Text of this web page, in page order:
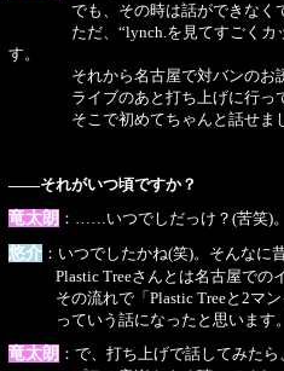
でも、その時は話ができなくて
ただ、“lynch.を見てすごくカッ
す。
それから名古屋で対バンのお誘
ライブのあと打ち上げに行って
そこで初めてちゃんと話せまし
――それがいつ頃ですか？
竜太朗 ：……いつでしだっけ？(苦笑)。
悠介 ：いつでしたかね(笑)。そんな
Plastic Treeさんとは名古屋でのイ
その流れで「Plastic Treeと2マン
っていう話になったと思います。
竜太朗 ：で、打ち上げで話してみた